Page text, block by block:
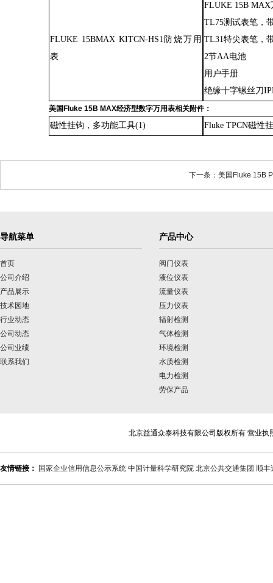
FLUKE 15BMAX KITCN-HS1防烧万用
表
FLUKE 15B MAX
TL75测试表笔，
TL31特尖表笔，
2节AA电池
用户手册
绝缘十字螺丝刀
美国 Fluke 15B MAX经济型数字万用表相关附件：
磁性挂钩，多功能工具(1) Fluke TPCN磁性
下一条：美国Fluke 15B
导航菜单
首页
公司介绍
产品展示
技术园地
行业动态
公司动态
公司业绩
联系我们
产品中心
阀门仪表
液位仪表
流量仪表
压力仪表
辐射检测
气体检测
环境检测
水质检测
电力检测
劳保产品
北京益通众泰科技有限公司版权所有 营业执
友情链接： 国家企业信用信息公示系统 中国计量科学研究院 北京公共交通集团 顺丰